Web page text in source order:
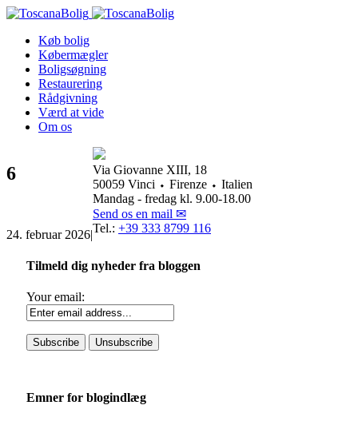
Køb bolig
Købermægler
Boligsøgning
Restaurering
Rådgivning
Værd at vide
Om os
6
24. februar 2026|
Tilmeld dig nyheder fra bloggen
Your email:
Emner for blogindlæg
Via Giovanne XIII, 18
50059 Vinci ⬩ Firenze ⬩ Italien
Mandag - fredag kl. 9.00-18.00
Send os en mail ✉
Tel.: +39 333 8799 116